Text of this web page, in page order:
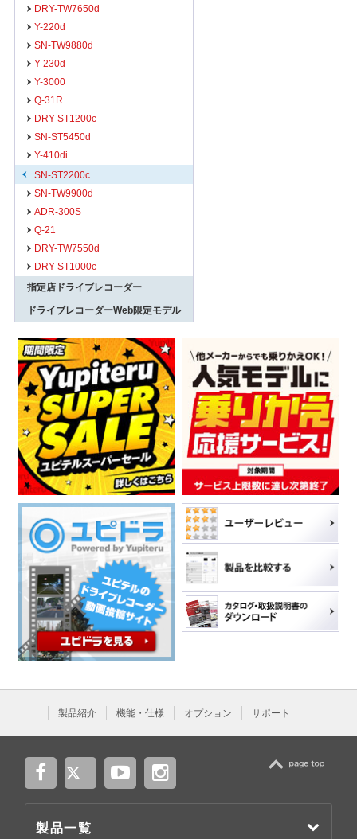
DRY-TW7650d
Y-220d
SN-TW9880d
Y-230d
Y-3000
Q-31R
DRY-ST1200c
SN-ST5450d
Y-410di
SN-ST2200c
SN-TW9900d
ADR-300S
Q-21
DRY-TW7550d
DRY-ST1000c
指定店ドライブレコーダー
ドライブレコーダーWeb限定モデル
製品紹介 機能・仕様 オプション サポート
製品一覧